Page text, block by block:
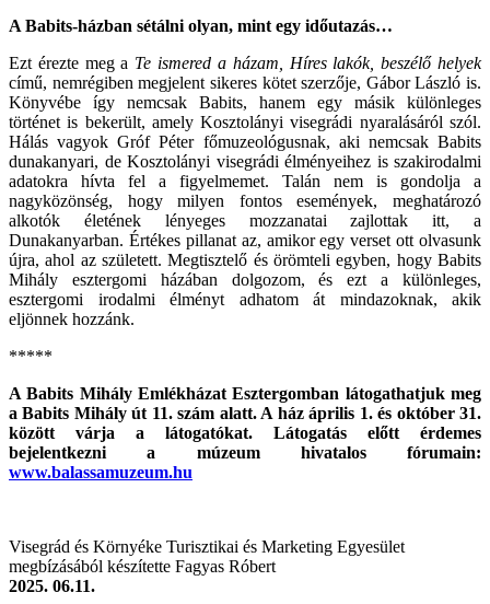
A Babits-házban sétálni olyan, mint egy időutazás…
Ezt érezte meg a Te ismered a házam, Híres lakók, beszélő helyek
című, nemrégiben megjelent sikeres kötet szerzője, Gábor László is.
Könyvébe így nemcsak Babits, hanem egy másik különleges
történet is bekerült, amely Kosztolányi visegrádi nyaralásáról szól.
Hálás vagyok Gróf Péter főmuzeológusnak, aki nemcsak Babits
dunakanyari, de Kosztolányi visegrádi élményeihez is szakirodalmi
adatokra hívta fel a figyelmemet. Talán nem is gondolja a
nagyközönség, hogy milyen fontos események, meghatározó
alkotók életének lényeges mozzanatai zajlottak itt, a
Dunakanyarban. Értékes pillanat az, amikor egy verset ott olvasunk
újra, ahol az született. Megtisztelő és örömteli egyben, hogy Babits
Mihály esztergomi házában dolgozom, és ezt a különleges,
esztergomi irodalmi élményt adhatom át mindazoknak, akik
eljönnek hozzánk.
*****
A Babits Mihály Emlékházat Esztergomban látogathatjuk meg
a Babits Mihály út 11. szám alatt. A ház április 1. és október 31.
között várja a látogatókat. Látogatás előtt érdemes
bejelentkezni a múzeum hivatalos fórumain:
www.balassamuzeum.hu
Visegrád és Környéke Turisztikai és Marketing Egyesület
megbízásából készítette Fagyas Róbert
2025. 06.11.